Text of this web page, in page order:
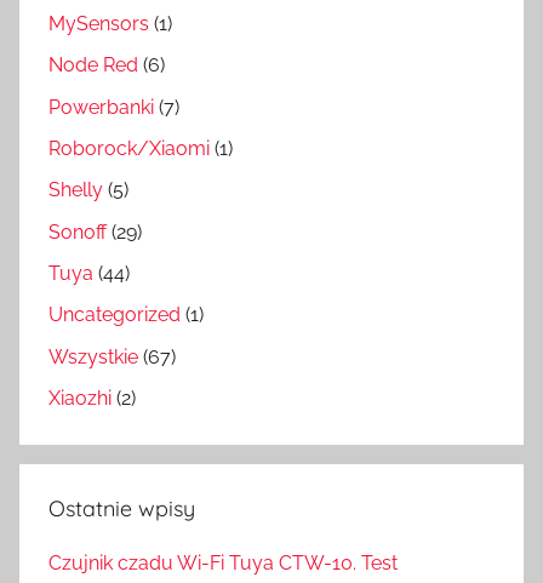
MySensors (1)
Node Red (6)
Powerbanki (7)
Roborock/Xiaomi (1)
Shelly (5)
Sonoff(29)
Tuya (44)
Uncategorized (1)
Wszystkie (67)
Xiaozhi (2)
Ostatnie wpisy
Czujnik czadu Wi-Fi Tuya CTW-10. Test